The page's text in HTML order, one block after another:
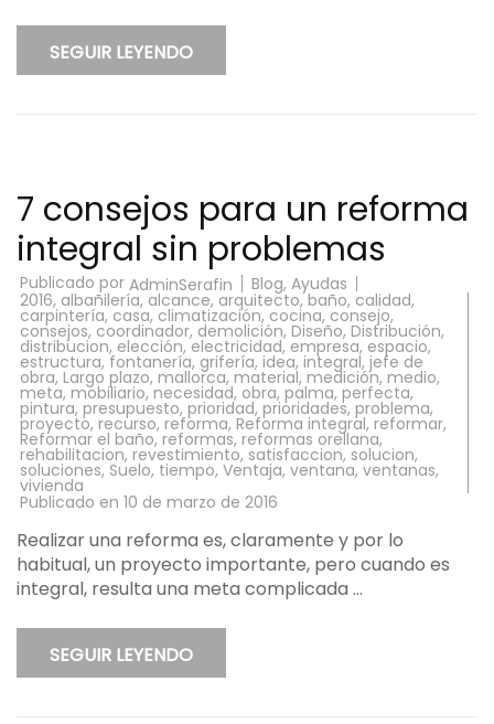
SEGUIR LEYENDO
7 consejos para un reforma
integral sin problemas
Publicado por AdminSerafin Blog, Ayudas
2016, albañilería, alcance, arquitecto,baño, calidad,
carpintería, casa, climatización, cocina, consejo,
consejos, coordinador, demolición, Diseño, Distribución,
distribucion, elección,electricidad, empresa, espacio,
estructura, fontanería, grifería, idea, integral, jefe de
obra, Largo plazo, mallorca, material, medición, medio,
meta, mobiliario,necesidad, obra, palma, perfecta,
pintura, presupuesto, prioridad, prioridades, problema,
proyecto, recurso, reforma, Reforma integral, reformar,
Reformar el baño, reformas, reformas orellana,
rehabilitacion, revestimiento, satisfaccion, solucion,
soluciones, Suelo, tiempo, Ventaja, ventana, ventanas,
vivienda
Publicado en 10 de marzo de 2016
Realizar una reforma es, claramente y por lo
habitual, un proyecto importante, pero cuando es
integral, resulta una meta complicada …
SEGUIR LEYENDO